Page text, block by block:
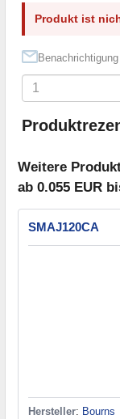
Produkt ist
Weitere
ab 0.055 EUR
SMAJ120CA
Hersteller: Bourns